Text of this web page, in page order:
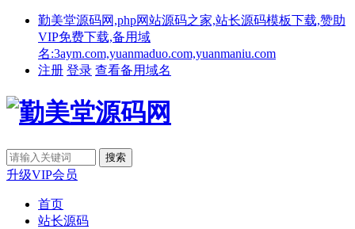
勤美堂源码网,php网站源码之家,站长源码模板下载,赞助
VIP免费下载,备用域
名:3aym.com,yuanmaduo.com,yuanmaniu.com
注册 登录 查看备用域名
升级VIP会员
首页
站长源码